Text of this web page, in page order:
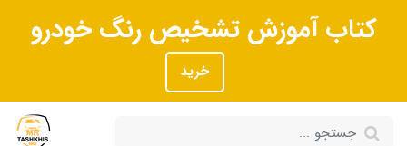
کتاب آموزش تشخیص رنگ خودرو
خرید